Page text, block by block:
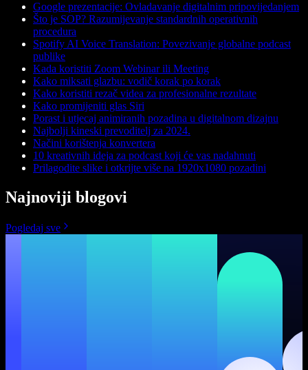
Google prezentacije: Ovladavanje digitalnim pripovijedanjem
Što je SOP? Razumijevanje standardnih operativnih
procedura
Spotify AI Voice Translation: Povezivanje globalne podcast
publike
Kada koristiti Zoom Webinar ili Meeting
Kako miksati glazbu: vodič korak po korak
Kako koristiti rezač videa za profesionalne rezultate
Kako promijeniti glas Siri
Porast i utjecaj animiranih pozadina u digitalnom dizajnu
Najbolji kineski prevoditelj za 2024.
Načini korištenja konvertera
10 kreativnih ideja za podcast koji će vas nadahnuti
Prilagodite slike i otkrijte više na 1920x1080 pozadini
Najnoviji blogovi
Pogledaj sve